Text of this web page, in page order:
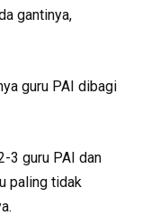
gantinya,
guru PAI dibagi
3 guru PAI dan
paling tidak